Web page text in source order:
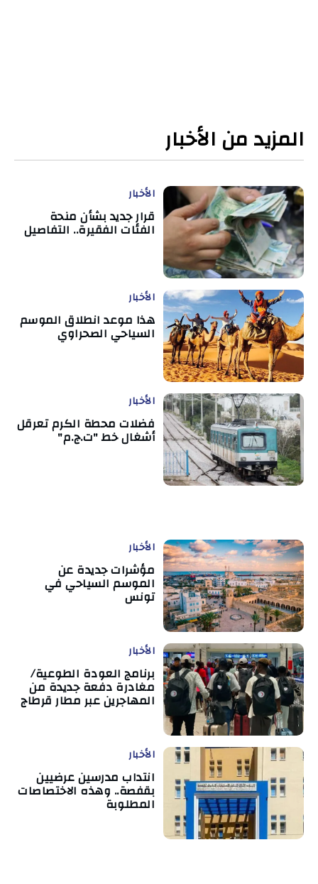
المزيد من الأخبار
الأخبار
قرار جديد بشأن منحة
الفئات الفقيرة.. التفاصيل
الأخبار
هذا موعد انطلاق الموسم
السياحي الصحراوي
الأخبار
فضلات محطة الكرم تعرقل
أشغال خط "ت.ج.م"
الأخبار
مؤشرات جديدة عن
الموسم السياحي في
تونس
الأخبار
برنامج العودة الطوعية/
مغادرة دفعة جديدة من
المهاجرين عبر مطار قرطاج
الأخبار
انتداب مدرسين عرضيين
بقفصة.. وهذه الاختصاصات
المطلوبة